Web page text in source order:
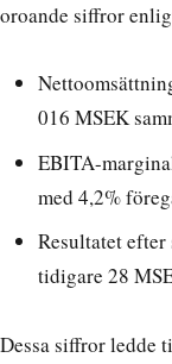
oroande siffror
016 MSEK
EBITA-
med 4,2%
Resultatet
tidigare 28
Dessa siffror ledde